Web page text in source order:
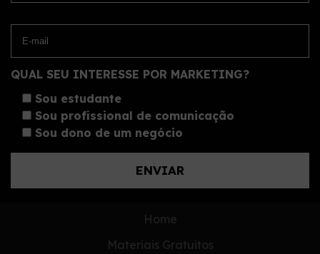
QUAL SEU INTERESSE POR MARKETING?
Sou estudante
Sou profissional de comunicação
Sou dono de um negócio
Home
Materiais Gratuitos